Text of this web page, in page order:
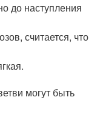
до наступления
считается, что
могут быть